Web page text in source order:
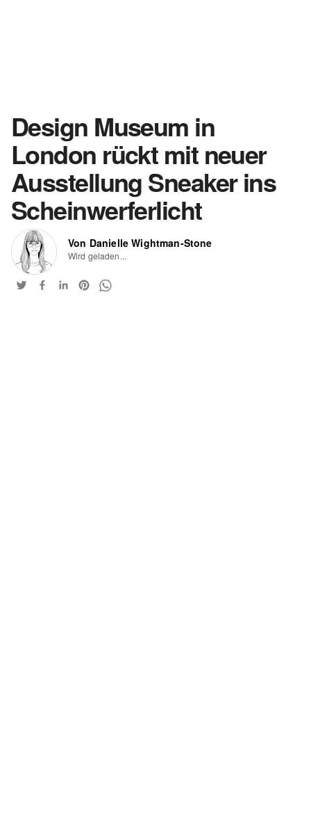
Design Museum in
London rückt mit neuer
Ausstellung Sneaker ins
Scheinwerferlicht
Von Danielle Wightman-Stone
Wird geladen...